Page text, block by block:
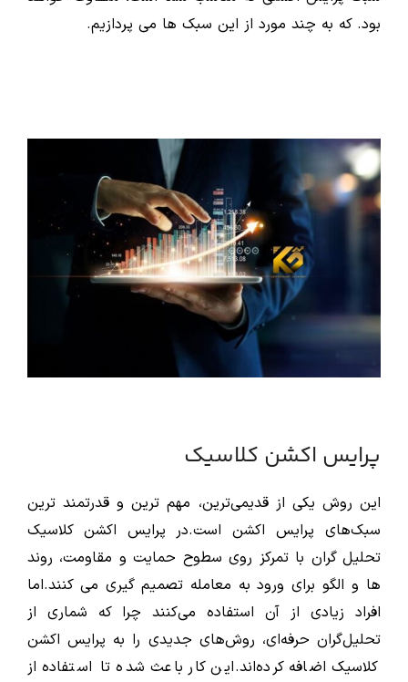
بود. که به چند مورد از این سبک ها می پردازیم.
پرایس اکشن کلاسیک
این روش یکی از قدیمی‌ترین، مهم ترین و قدرتمند ترین
سبک‌های پرایس اکشن است.در پرایس اکشن کلاسیک
تحلیل گران با تمرکز روی سطوح حمایت و مقاومت، روند
ها و الگو برای ورود به معامله تصمیم گیری می کنند.اما
افراد زیادی از آن استفاده می‌کنند چرا که شماری از
تحلیل‌گران حرفه‌ای، روش‌های جدیدی را به پرایس اکشن
کلاسیک اضافه کرده‌اند. این کار باعث شده تا استفاده از